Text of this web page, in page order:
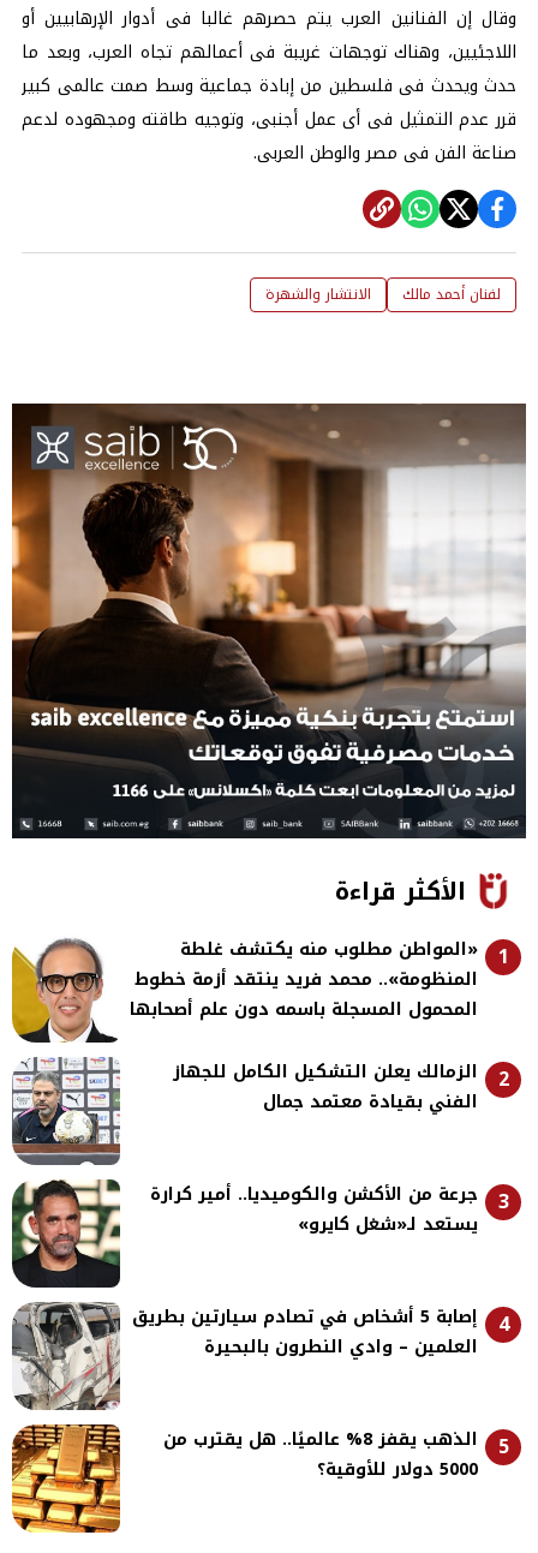
وقال إن الفنانين العربيتم حصرهم غالبا فى أدوار الإرهابيين أو
اللاجئيين، وهناك توجهات غريبة فى أعمالهم تجاه العرب، وبعد ما
حدث ويحدث فى فلسطين منإبادة جماعية وسط صمت عالمى كبير
قرر عدم التمثيل فى أى عمل أجنبى، وتوجيه طاقته ومجهوده لدعم
صناعة الفن فى مصر والوطن العربى.
لفنان أحمد مالك الانتشار والشهرة
الأكثر قراءة
1
«المواطن مطلوب منه يكتشف غلطة
المنظومة».. محمد فريد ينتقد أزمة خطوط
المحمول المسجلة باسمه دون علم أصحابها
2
الزمالك يعلن التشكيل الكامل للجهاز
الفني بقيادة معتمد جمال
3
جرعة من الأكشن والكوميديا.. أمير كرارة
يستعد لـ«شغل كايرو»
4
إصابة 5 أشخاص في تصادم سيارتين بطريق
العلمين – وادي النطرون بالبحيرة
5
الذهب يقفز 8% عالميًا.. هل يقترب من
5000 دولار للأوقية؟